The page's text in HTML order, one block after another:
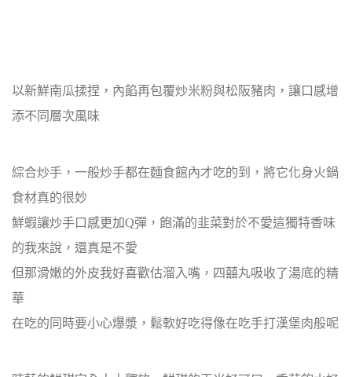
以新鮮南瓜揉捏，內餡再包覆炒米粉與松阪豬肉，讓口感增
添不同層次風味
綜合炒手，一般炒手都在麵食館內才吃的到，將它化身火鍋
食材真的很妙
鮮蝦讓炒手口感更加Q彈，飽滿的韭菜對於不愛這獨特香味
的我來說，還真是不愛
但那滑嫩的外皮我好喜歡估溜入嘴，四囍丸吸收了湯底的精
華
在吃的同時要小心爆漿，鬆軟好吃得像在吃手打漢堡肉般呢